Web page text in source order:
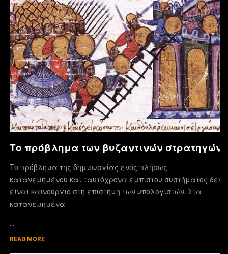
Το πρόβλημα των βυζαντινών στρατηγών
Το πρόβλημα της δημιουργίας ενός πλήρως
κατανεμημένου και ταυτόχρονα έμπιστου συστήματος δεν
είναι καινούργιο στη επιστήμη των υπολογιστών. Στα
κατανεμημένα
READ MORE